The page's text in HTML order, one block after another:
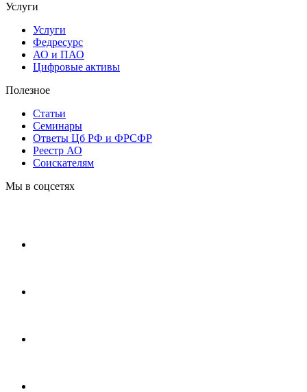
Услуги
Услуги
Федресурс
АО и ПАО
Цифровые активы
Полезное
Статьи
Cеминары
Ответы Цб РФ и ФРСФР
Реестр АО
Соискателям
Мы в соцсетях